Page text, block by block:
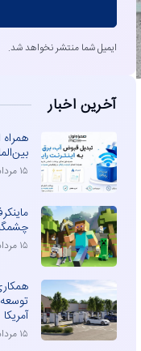
ایمیل شما منتشر نخواهد شد.
آخرین اخبار
۱۵ مرداد ۱۴۰۵
۱۵ مرداد ۱۴۰۵
آمریکا
۱۵ مرداد ۱۴۰۵